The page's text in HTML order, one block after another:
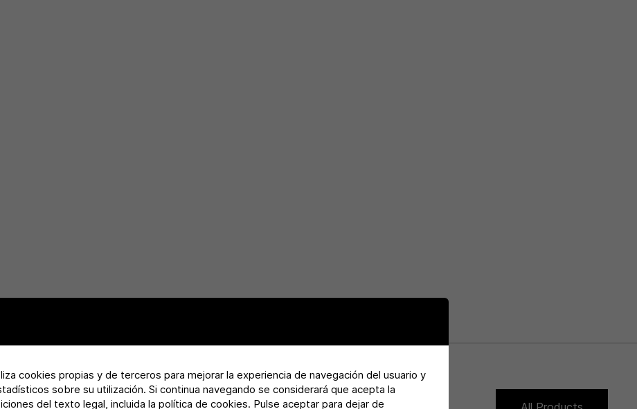
cookies propias y de terceros para mejorar la experiencia de navegación del usuario y
sobre su utilización. Si continua navegando se considerará que acepta la
del texto legal, incluida la política de cookies. Pulse aceptar para dejar de